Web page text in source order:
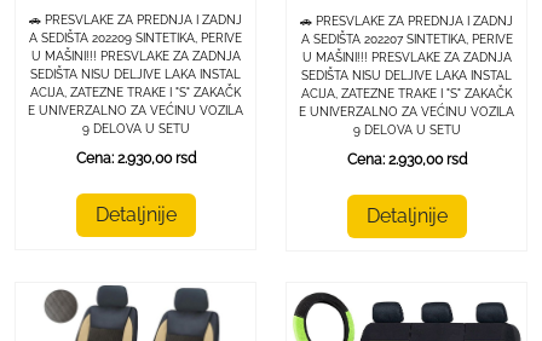
🚗 PRESVLAKE ZA PREDNJA I ZADNJ
A SEDIŠTA 202209 SINTETIKA, PERIVE
U MAŠINI!!! PRESVLAKE ZA ZADNJA
SEDIŠTA NISU DELJIVE LAKA INSTAL
ACIJA, ZATEZNE TRAKE I "S" ZAKAČK
E UNIVERZALNO ZA VEĆINU VOZILA
9 DELOVA U SETU
Cena: 2.930,00 rsd
Detaljnije
🚗 PRESVLAKE ZA PREDNJA I ZADNJ
A SEDIŠTA 202207 SINTETIKA, PERIVE
U MAŠINI!!! PRESVLAKE ZA ZADNJA
SEDIŠTA NISU DELJIVE LAKA INSTAL
ACIJA, ZATEZNE TRAKE I "S" ZAKAČK
E UNIVERZALNO ZA VEĆINU VOZILA
9 DELOVA U SETU
Cena: 2.930,00 rsd
Detaljnije